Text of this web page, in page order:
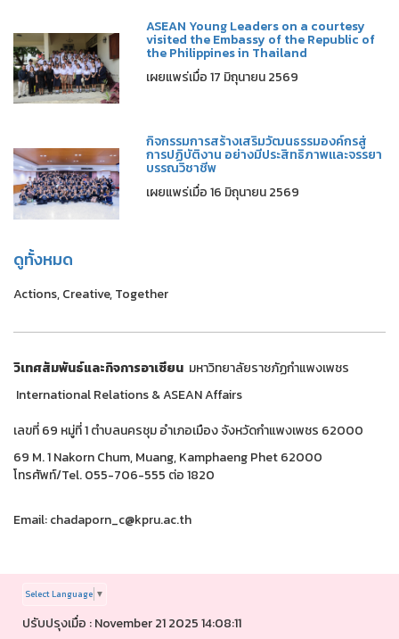
ASEAN Young Leaders on a courtesy
visited the Embassy of the Republic of
the Philippines in Thailand
เผยแพร่เมื่อ 17 มิถุนายน 2569
กิจกรรมการสร้างเสริมวัฒนธรรมองค์กรสู่
การปฏิบัติงาน อย่างมีประสิทธิภาพและจรรยา
บรรณวิชาชีพ
เผยแพร่เมื่อ 16 มิถุนายน 2569
ดูทั้งหมด
Actions, Creative, Together
วิเทศสัมพันธ์และกิจการอาเซียน มหาวิทยาลัยราชภัฏกำแพงเพชร
International Relations & ASEAN Affairs
เลขที่ 69 หมู่ที่ 1 ตำบลนครชุม อำเภอเมือง จังหวัดกำแพงเพชร 62000
69 M. 1 Nakorn Chum, Muang, Kamphaeng Phet 62000
โทรศัพท์/Tel. 055-706-555 ต่อ 1820
Email: chadaporn_c@kpru.ac.th
Select Language ▼
ปรับปรุงเมื่อ : November 21 2025 14:08:11